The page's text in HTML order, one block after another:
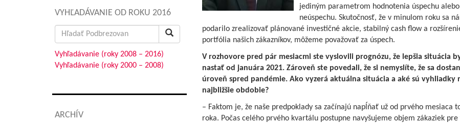
VYHĽADÁVANIE OD ROKU 2016
Search
for:
Vyhľadávanie (roky 2008 – 2016)
Vyhľadávanie (roky 2000 – 2008)
ARCHÍV
jediným parametrom hodnotenia úspechu alebo
neúspechu. Skutočnosť, že v minulom roku sa
podarilo zrealizovať plánované investičné akcie, stabilný cash flow a
portfólia našich zákazníkov, môžeme považovať za úspech.
V rozhovore pred pár mesiacmi ste vyslovili prognózu, že lepšia situácia
nastať od januára 2021. Zároveň ste povedali, že si nemyslíte, že sa
úroveň spred pandémie. Ako vyzerá aktuálna situácia a aké sú vyhliadky
najbližšie obdobie?
– Faktom je, že naše predpoklady sa začínajú napĺňať už od prvého mesiaca
roka. Počas celého prvého kvartálu postupne navyšujeme objem zákaziek pre